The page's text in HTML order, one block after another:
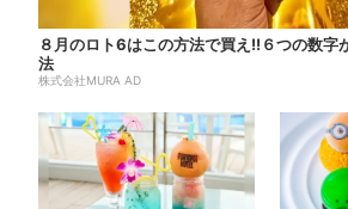
８月のロト6はこの方法で買え!!６つの数字
法
株式会社MURA AD